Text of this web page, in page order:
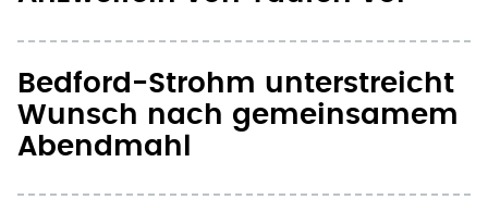
Bedford-Strohm unterstreicht
Wunsch nach gemeinsamem
Abendmahl